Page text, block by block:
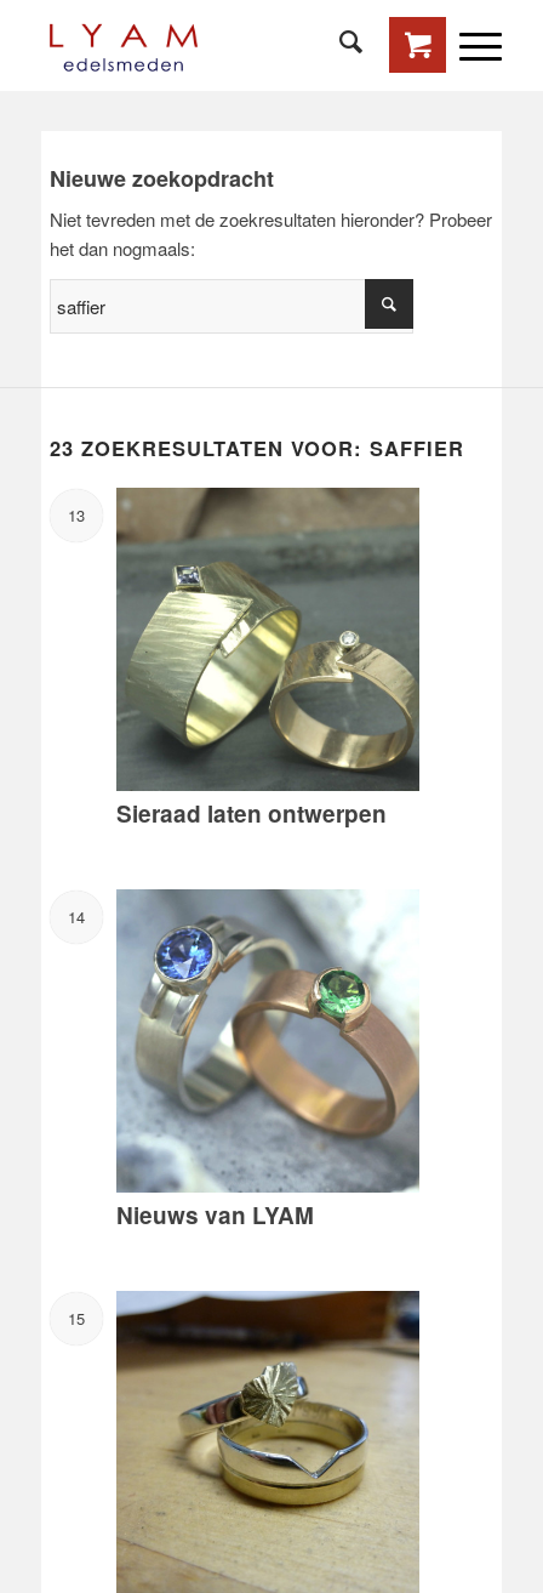
Nieuwe zoekopdracht
Niet tevreden met de zoekresultaten hieronder? Probeer
het dan nogmaals:
23 ZOEKRESULTATEN VOOR: SAFFIER
13
Sieraad laten ontwerpen
14
Nieuws van LYAM
15